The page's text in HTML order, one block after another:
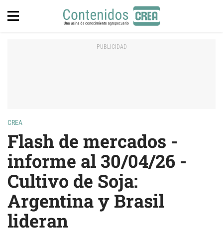
CREA
Flash de mercados -
informe al 30/04/26 -
Cultivo de Soja:
Argentina y Brasil
lideran